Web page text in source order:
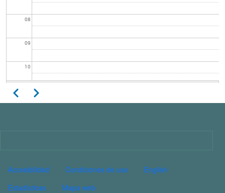
08
09
10
15
Paginación
AnteriorSiguiente
PIE DE PÁGINA CULTURA
Accesibilidad Condiciones de uso
English
Estadísticas
Mapa web